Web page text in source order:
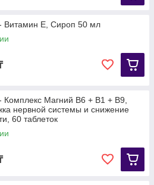
Витамин Е, Сироп 50 мл
Комплекс Магний В6 + В1 + В9,
нервной системы и снижение
60 таблеток